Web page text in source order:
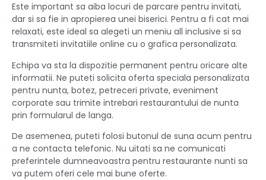
Este important sa aiba locuri de parcare pentru invitati,
dar si sa fie in apropierea unei biserici. Pentru a fi cat mai
relaxati, este ideal sa alegeti un meniu all inclusive si sa
transmiteti invitatiile online cu o grafica personalizata.
Echipa va sta la dispozitie permanent pentru oricare alte
informatii. Ne puteti solicita oferta speciala personalizata
pentru nunta, botez, petreceri private, eveniment
corporate sau trimite intrebari restaurantului de nunta
prin formularul de langa.
De asemenea, puteti folosi butonul de suna acum pentru
a ne contacta telefonic. Nu uitati sa ne comunicati
preferintele dumneavoastra pentru restaurante nunti sa
va putem oferi cele mai bune oferte.